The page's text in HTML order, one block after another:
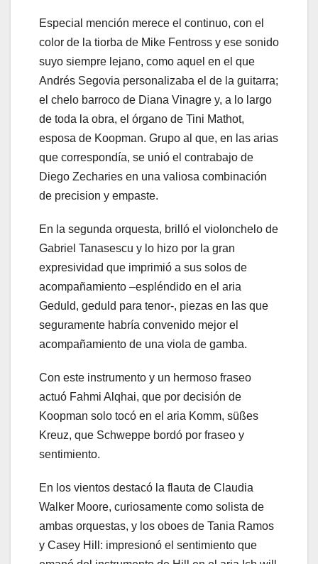
Especial mención merece el continuo, con el
color de la tiorba de Mike Fentross y ese sonido
suyo siempre lejano, como aquel en el que
Andrés Segovia personalizaba el de la guitarra;
el chelo barroco de Diana Vinagre y, a lo largo
de toda la obra, el órgano de Tini Mathot,
esposa de Koopman. Grupo al que, en las arias
que correspondía, se unió el contrabajo de
Diego Zecharies en una valiosa combinación
de precision y empaste.
En la segunda orquesta, brilló el violonchelo de
Gabriel Tanasescu y lo hizo por la gran
expresividad que imprimió a sus solos de
acompañamiento –espléndido en el aria
Geduld, geduld para tenor-, piezas en las que
seguramente habría convenido mejor el
acompañamiento de una viola de gamba.
Con este instrumento y un hermoso fraseo
actuó Fahmi Alqhai, que por decisión de
Koopman solo tocó en el aria Komm, süßes
Kreuz, que Schweppe bordó por fraseo y
sentimiento.
En los vientos destacó la flauta de Claudia
Walker Moore, curiosamente como solista de
ambas orquestas, y los oboes de Tania Ramos
y Casey Hill: impresionó el sentimiento que